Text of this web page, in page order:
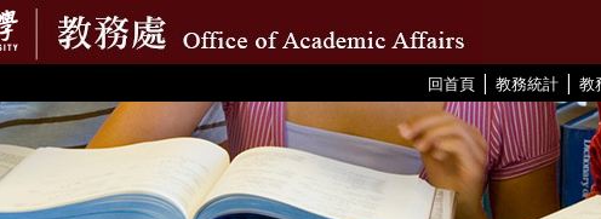
回首頁 | 教務統計 | 教